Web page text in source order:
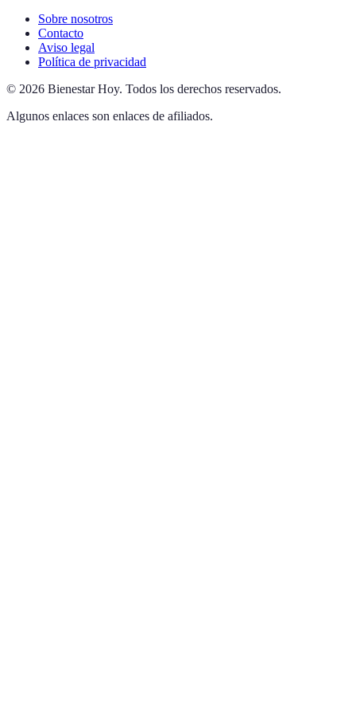
Sobre nosotros
Contacto
Aviso legal
Política de privacidad
© 2026 Bienestar Hoy. Todos los derechos reservados.
Algunos enlaces son enlaces de afiliados.